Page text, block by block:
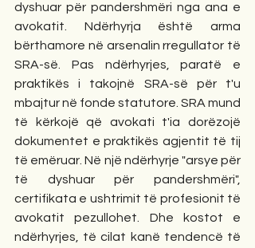
dyshuar për pandershmëri nga ana e
avokatit. Ndërhyrja është arma
bërthamore në arsenalin rregullator të
SRA-së. Pas ndërhyrjes, paratë e
praktikës i takojnë SRA-së për t'u
mbajtur në fonde statutore. SRA mund
të kërkojë që avokati t'ia dorëzojë
dokumentet e praktikës agjentit të tij
të emëruar. Në një ndërhyrje "arsye për
të dyshuar për pandershmëri",
certifikata e ushtrimit të profesionit të
avokatit pezullohet. Dhe kostot e
ndërhyrjes, të cilat kanë tendencë të